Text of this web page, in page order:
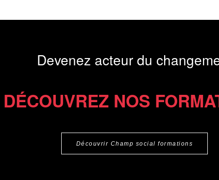
Devenez acteur du
DÉCOUVREZ NOS
Découvrir Champ social formations